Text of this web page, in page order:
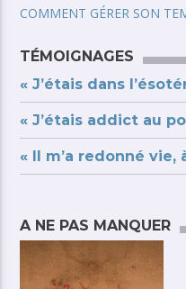
COMMENT GÉRER SON
TÉMOIGNAGES
« J’étais dans
« J’étais addict au
« Il m’a redonné
A NE PAS MANQUER